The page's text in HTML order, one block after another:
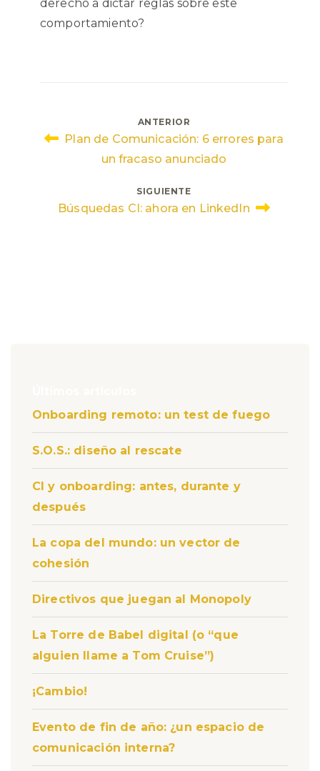
derecho a dictar reglas sobre este
comportamiento?
Navegación
entradas
ANTERIOR
Plan de Comunicación: 6 errores para
un fracaso anunciado
SIGUIENTE
Búsquedas CI: ahora en LinkedIn
Onboarding remoto: un test de fuego
S.O.S.: diseño al rescate
CI y onboarding: antes, durante y
después
La copa del mundo: un vector de
cohesión
Directivos que juegan al Monopoly
La Torre de Babel digital (o “que
alguien llame a Tom Cruise”)
¡Cambio!
Evento de fin de año: ¿un espacio de
comunicación interna?